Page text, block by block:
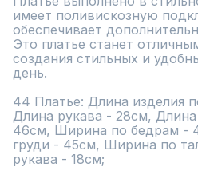
имеет поливискозную
обеспечивает
Это платье станет
создания стильных и
день.
44 Платье: Длина изделия
Длина рукава - 28см,
46см, Ширина по бедрам -
груди - 45см, Ширина по
рукава - 18см;